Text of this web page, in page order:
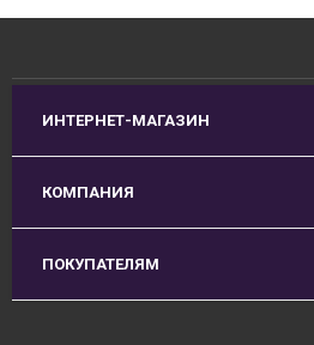
ИНТЕРНЕТ-МАГАЗИН
КОМПАНИЯ
ПОКУПАТЕЛЯМ